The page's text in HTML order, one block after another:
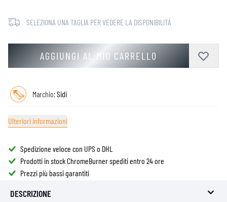
SELEZIONA UNA TAGLIA PER VEDERE LA DISPONIBILITÀ
AGGIUNGI AL MIO CARRELLO
Marchio:Sidi
Ulteriori informazioni
Spedizione veloce con UPS o DHL
Prodotti in stock ChromeBurner spediti entro 24 ore
Prezzi più bassi garantiti
DESCRIZIONE